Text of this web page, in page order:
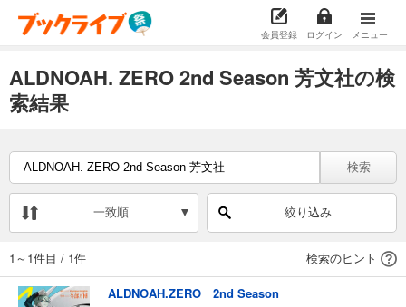
会員登録 ログイン メニュー
ALDNOAH. ZERO 2nd Season 芳文社の検
索結果
検索
一致順 絞り込み
1～1件目 / 1件 検索のヒント
ALDNOAH.ZERO 2nd Season